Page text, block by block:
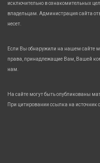
исключительно в ознакомительных
владельцам. Администрация сайта
несет.
Если Вы обнаружили на нашем сайте
права, принадлежащие Вам, Вашей
нам.
На сайте могут быть опубликованы
При цитировании ссылка на источник